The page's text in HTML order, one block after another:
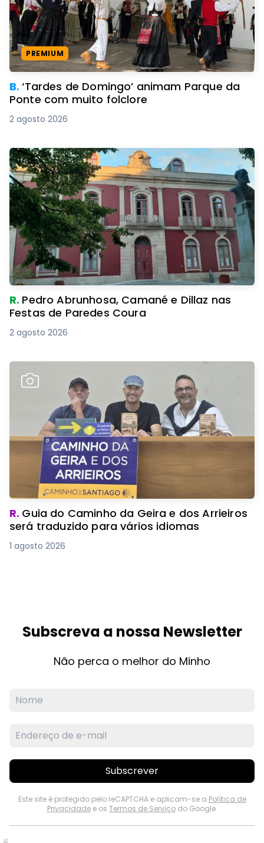
PREMIUM
B.‘Tardes de Domingo’ animam Parque da
Ponte com muito folclore
2 agosto 2026
R. Pedro Abrunhosa, Camané e Dillaz nas
Festas de Paredes Coura
2 agosto 2026
R. Guia do Caminho da Geira e dos Arrieiros
será traduzido para vários idiomas
1 agosto 2026
Subscreva a nossa Newsletter
Não perca o melhor do Minho
Subscrever
Este site é protegido pelo reCAPTCHA e aplicam-se a Política de
Privacidadee os Termos de Serviçodo Google.